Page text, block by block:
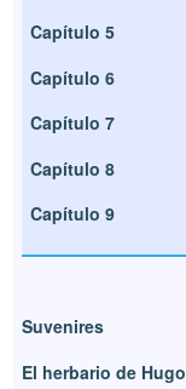
Capítulo 5
Capítulo 6
Capítulo 7
Capítulo 8
Capítulo 9
Suvenires
El herbario de Hugo